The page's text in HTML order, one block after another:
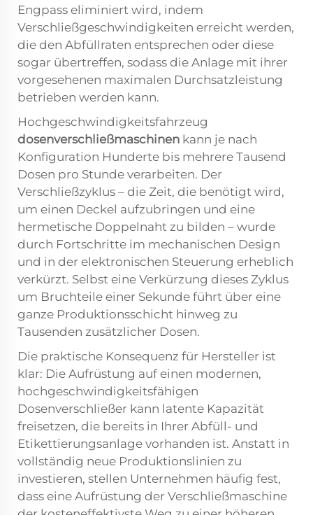
Engpass eliminiert wird, indem
Verschließgeschwindigkeiten erreicht werden,
die den Abfüllraten entsprechen oder diese
sogar übertreffen, sodass die Anlage mit ihrer
vorgesehenen maximalen Durchsatzleistung
betrieben werden kann.
Hochgeschwindigkeitsfahrzeug
dosenverschließmaschinen kann je nach
Konfiguration Hunderte bis mehrere Tausend
Dosen pro Stunde verarbeiten. Der
Verschließzyklus – die Zeit, die benötigt wird,
um einen Deckel aufzubringen und eine
hermetische Doppelnaht zu bilden – wurde
durch Fortschritte im mechanischen Design
und in der elektronischen Steuerung erheblich
verkürzt. Selbst eine Verkürzung dieses Zyklus
um Bruchteile einer Sekunde führt über eine
ganze Produktionsschicht hinweg zu
Tausenden zusätzlicher Dosen.
Die praktische Konsequenz für Hersteller ist
klar: Die Aufrüstung auf einen modernen,
hochgeschwindigkeitsfähigen
Dosenverschließer kann latente Kapazität
freisetzen, die bereits in Ihrer Abfüll- und
Etikettierungsanlage vorhanden ist. Anstatt in
vollständig neue Produktionslinien zu
investieren, stellen Unternehmen häufig fest,
dass eine Aufrüstung der Verschließmaschine